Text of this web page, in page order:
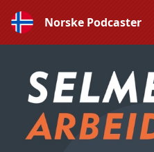
Norske Podcaster